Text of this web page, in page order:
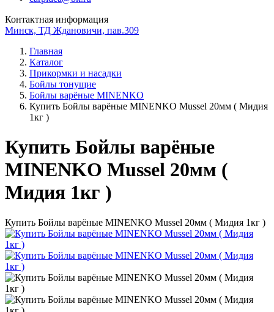
Контактная информация
Минск, ТД Ждановичи, пав.309
Главная
Каталог
Прикормки и насадки
Бойлы тонущие
Бойлы варёные MINENKO
Купить Бойлы варёные MINENKO Mussel 20мм ( Мидия
1кг )
Купить Бойлы варёные
MINENKO Mussel 20мм (
Мидия 1кг )
Купить Бойлы варёные MINENKO Mussel 20мм ( Мидия 1кг )